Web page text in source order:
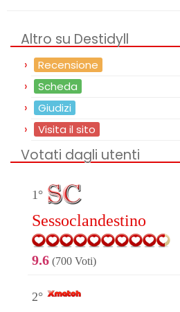
Altro su Destidyll
Recensione
Scheda
Giudizi
Visita il sito
Votati dagli utenti
1°
Sessoclandestino
9.6 (700 Voti)
2°